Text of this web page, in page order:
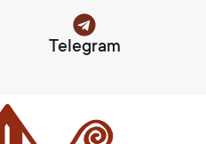
Telegram